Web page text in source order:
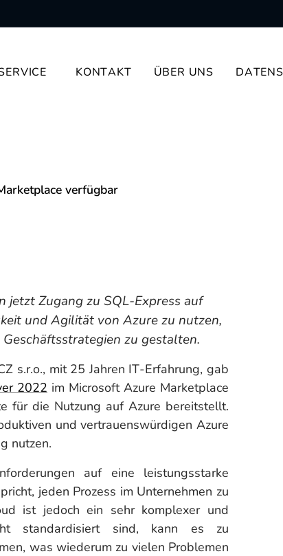
KONTAKT ÜBER UNS
verfügbar
Zugang zu SQL-Express auf
und Agilität von Azure zu nutzen,
zu gestalten.
s.r.o., mit 25 Jahren IT-Erfahrung, gab
2022 im Microsoft Azure Marketplace
für die Nutzung auf Azure bereitstellt.
und vertrauenswürdigen Azure
nutzen.
auf eine leistungsstarke
jeden Prozess im Unternehmen zu
ist jedoch ein sehr komplexer und
standardisiert sind, kann es zu
was wiederum zu vielen Problemen